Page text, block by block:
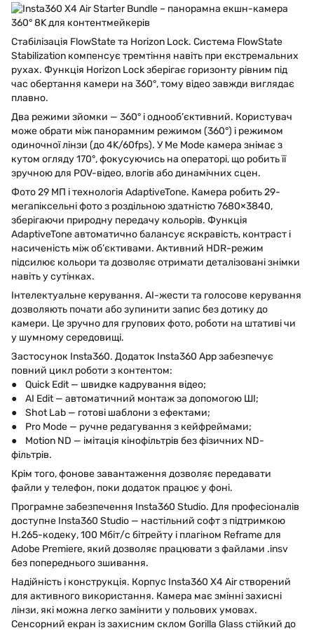
Стабілізація FlowState та Horizon Lock. Система FlowState
Stabilization компенсує тремтіння навіть при екстремальних
рухах. Функція Horizon Lock зберігає горизонту рівним під
час обертання камери на 360°, тому відео завжди виглядає
плавно.
Два режими зйомки — 360° і однооб’єктивний. Користувач
може обрати між панорамним режимом (360°) і режимом
одиночної лінзи (до 4K/60fps). У Me Mode камера знімає з
кутом огляду 170°, фокусуючись на операторі, що робить її
зручною для POV-відео, влогів або динамічних сцен.
Фото 29 МП і технологія AdaptiveTone. Камера робить 29-
мегапіксельні фото з роздільною здатністю 7680×3840,
зберігаючи природну передачу кольорів. Функція
AdaptiveTone автоматично балансує яскравість, контраст і
насиченість між об’єктивами. Активний HDR-режим
підсилює кольори та дозволяє отримати деталізовані знімки
навіть у сутінках.
Інтелектуальне керування. AI-жести та голосове керування
дозволяють почати або зупинити запис без дотику до
камери. Це зручно для групових фото, роботи на штативі чи
у шумному середовищі.
Застосунок Insta360. Додаток Insta360 App забезпечує
повний цикл роботи з контентом:
● Quick Edit — швидке кадрування відео;
● AI Edit — автоматичний монтаж за допомогою ШІ;
● Shot Lab — готові шаблони з ефектами;
● Pro Mode — ручне редагування з кейфреймами;
● Motion ND — імітація кінофільтрів без фізичних ND-
фільтрів.
Крім того, фонове завантаження дозволяє передавати
файли у телефон, поки додаток працює у фоні.
Програмне забезпечення Insta360 Studio. Для професіоналів
доступне Insta360 Studio — настільний софт з підтримкою
H.265-кодеку, 100 Мбіт/с бітрейту і плагіном Reframe для
Adobe Premiere, який дозволяє працювати з файлами .insv
без попереднього зшивання.
Надійність і конструкція. Корпус Insta360 X4 Air створений
для активного використання. Камера має змінні захисні
лінзи, які можна легко замінити у польових умовах.
Сенсорний екран із захисним склом Gorilla Glass стійкий до